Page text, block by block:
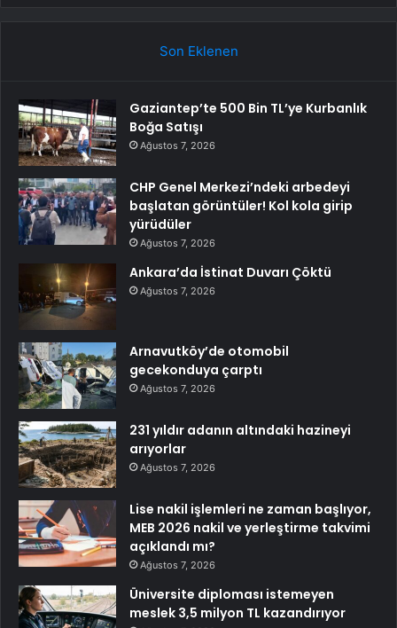
Son Eklenen
Gaziantep’te 500 Bin TL’ye Kurbanlık
Boğa Satışı
Ağustos 7, 2026
CHP Genel Merkezi’ndeki arbedeyi
başlatan görüntüler! Kol kola girip
yürüdüler
Ağustos 7, 2026
Ankara’da İstinat Duvarı Çöktü
Ağustos 7, 2026
Arnavutköy’de otomobil
gecekonduya çarptı
Ağustos 7, 2026
231 yıldır adanın altındaki hazineyi
arıyorlar
Ağustos 7, 2026
Lise nakil işlemleri ne zaman başlıyor,
MEB 2026 nakil ve yerleştirme takvimi
açıklandı mı?
Ağustos 7, 2026
Üniversite diploması istemeyen
meslek 3,5 milyon TL kazandırıyor